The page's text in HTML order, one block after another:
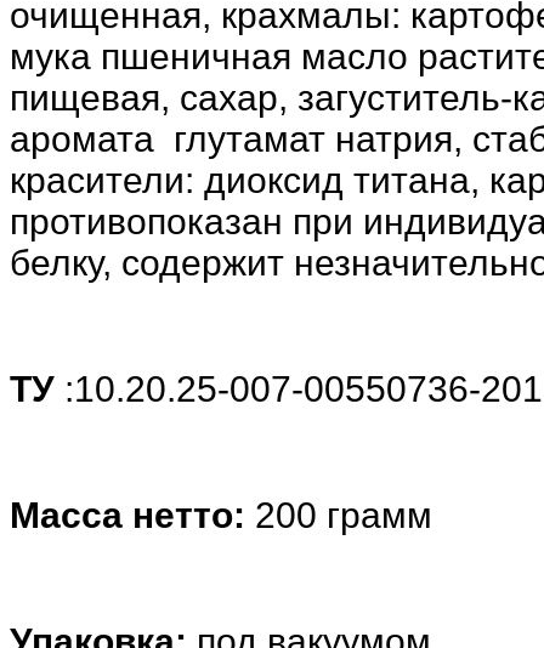
очищенная, крахмалы:
мука пшеничная масло
пищевая, сахар, загуститель-
аромата глутамат натрия,
красители: диоксид титана,
противопоказан при
белку, содержит
ТУ :10.20.25-007-00550736-
Масса нетто: 200 грамм